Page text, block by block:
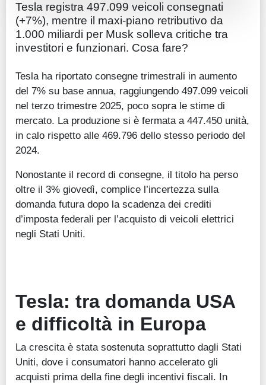
Tesla registra 497.099 veicoli consegnati
(+7%), mentre il maxi-piano retributivo da
1.000 miliardi per Musk solleva critiche tra
investitori e funzionari. Cosa fare?
Tesla ha riportato consegne trimestrali in aumento
del 7% su base annua, raggiungendo 497.099 veicoli
nel terzo trimestre 2025, poco sopra le stime di
mercato. La produzione si è fermata a 447.450 unità,
in calo rispetto alle 469.796 dello stesso periodo del
2024.
Nonostante il record di consegne, il titolo ha perso
oltre il 3% giovedì, complice l’incertezza sulla
domanda futura dopo la scadenza dei crediti
d’imposta federali per l’acquisto di veicoli elettrici
negli Stati Uniti.
Tesla: tra domanda USA
e difficoltà in Europa
La crescita è stata sostenuta soprattutto dagli Stati
Uniti, dove i consumatori hanno accelerato gli
acquisti prima della fine degli incentivi fiscali. In